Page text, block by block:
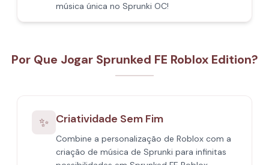
música única no Sprunki OC!
Por Que Jogar Sprunked FE Roblox Edition?
✨ Criatividade Sem Fim
Combine a personalização de Roblox com a
criação de música de Sprunki para infinitas